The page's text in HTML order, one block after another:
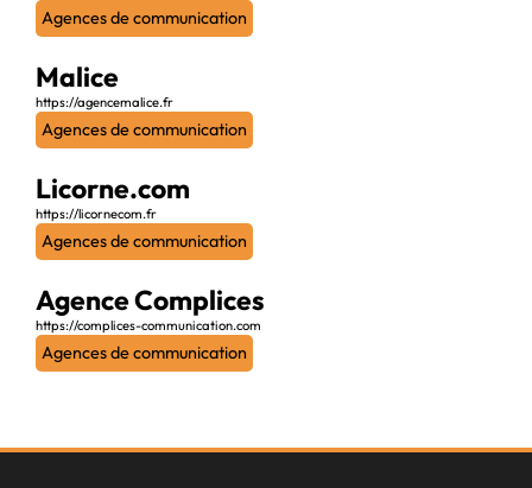
Agences de communication
Malice
https://agencemalice.fr
Agences de communication
Licorne.com
https://licornecom.fr
Agences de communication
Agence Complices
https://complices-communication.com
Agences de communication